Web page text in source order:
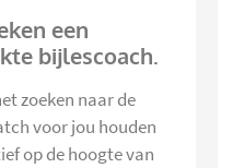
een
bijlescoach.
zoeken naar de
voor jou houden
op de hoogte van